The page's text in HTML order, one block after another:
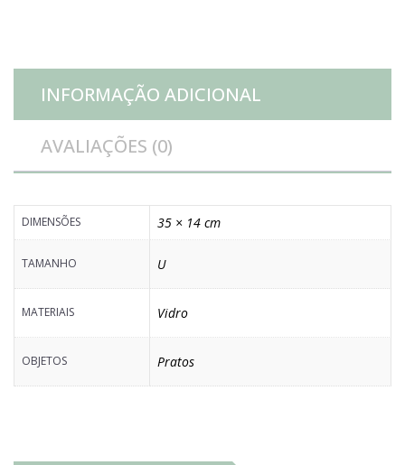
INFORMAÇÃO ADICIONAL
AVALIAÇÕES (0)
DIMENSÕES 35 × 14 cm
TAMANHO U
MATERIAIS Vidro
OBJETOS Pratos